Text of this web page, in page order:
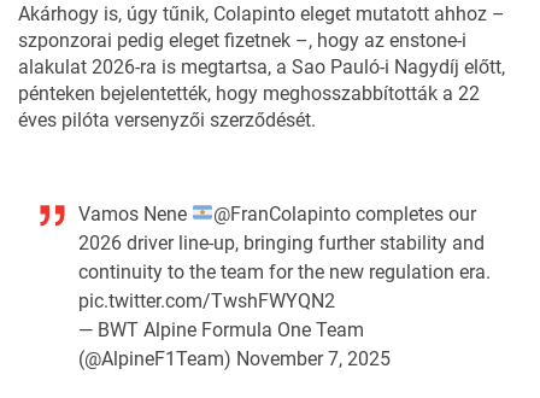
Akárhogy is, úgy tűnik, Colapinto eleget mutatott ahhoz –
szponzorai pedig eleget fizetnek –, hogy az enstone-i
alakulat 2026-ra is megtartsa, a Sao Pauló-i Nagydíj előtt,
pénteken bejelentették, hogy meghosszabbították a 22
éves pilóta versenyzői szerződését.
Vamos Nene @FranColapinto completes our
2026 driver line-up, bringing further stability and
continuity to the team for the new regulation era.
pic.twitter.com/TwshFWYQN2
— BWT Alpine Formula One Team
(@AlpineF1Team) November 7, 2025